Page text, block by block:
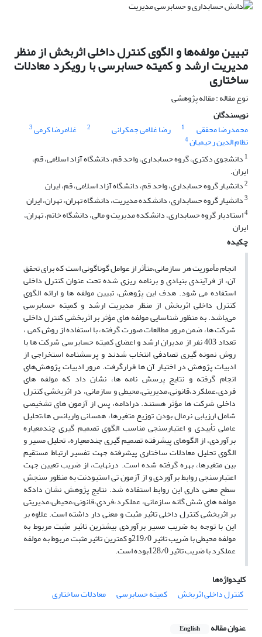
تبیین مولفه‌ها و الگوی کنترل داخلی اثربخش از منظر
مدیریت ارشد و کمیته حسابرسی با رویکرد معادلات
ساختاری
نوع مقاله : مقاله پژوهشی
نویسندگان
محمدرضا محققی
1 رضا غلامی جمکرانی 2 غلامرضا کرمی3
نظام الدین رحیمیان4
1 دانشجوی دکتری، گروه حسابداری، واحد قم، دانشگاه آزاد اسلامی، قم،
ایران.
2دانشیار گروه حسابداری، واحد قم، دانشگاه آزاد اسلامی، قم، ایران
3دانشیار گروه حسابداری، دانشکده مدیریت، دانشگاه تهران، تهران، ایران
4استادیار گروه حسابداری، دانشکده مدیریت و مالی، دانشگاه خاتم، تهران،
ایران
چکیده
انجام مأموریت هر سازمانی،متأثر از عوامل گوناگونی است که برای تحقق
آن، از فرآیندی بنیادی و برنامه ریزی شده تحت عنوان کنترل داخلی
استفاده می شود. هدف این پژوهش، تبیین مولفه ها و ارائه الگوی
کنترل داخلی اثربخش از منظر مدیریت ارشد و کمیته حسابرسی
می‌باشد. به منظور شناسایی مولفه های مؤثر بر اثربخشی کنترل داخلی
شرکت ها، ضمن مرور مطالعات صورت گرفته، با استفاده از روش کمی ،
تعداد 403 نفر از مدیران ارشد و اعضای کمیته حسابرسی شرکت ها با
روش نمونه گیری تصادفی انتخاب شدند و پرسشنامه استخراجی از
ادبیات پژوهش در اختیار آن ها قرارگرفت. مرور ادبیات پژوهش‌های
انجام گرفته و نتایج پرسش نامه ها، نشان داد که مولفه های
فردی،عملکرد،قانونی،مدیریتی،محیطی و سازمانی، در اثربخشی کنترل
داخلی شرکت ها مؤثر هستند. درادامه، پس از آزمون های تشخیصی
شامل ارزیابی نرمال بودن توزیع متغیرها، همسانی واریانس ها،تحلیل
عاملی تأییدی و اعتبارسنجی مناسب الگوی تصمیم گیری چندمعیاره
برآوردی، از الگوهای پیشرفته تصمیم گیری چندمعیاره، تحلیل مسیر و
الگوی تحلیل معادلات ساختاری پیشرفته جهت تفسیر ارتباط مستقیم
بین متغیرها، بهره گرفته شده است. درنهایت، از ضریب تعیین جهت
اعتبارسنجی روابط برآوردی و از آزمون تی استیودنت به منظور سنجش
سطح معنی داری این روابط استفاده شد. نتایج پژوهش نشان دادکه
مولفه های شش گانه سازمانی، عملکرد،فردی،قانونی،محیطی،مدیریتی
بر اثربخشی کنترل داخلی تاثیر مثبت و معنی دار داشته است. علاوه بر
این با توجه به ضریب مسیر برآوردی بیشترین تاثیر مثبت مربوط به
مولفه محیطی با ضریب تاثیر 219/0و کمترین تاثیر مثبت مربوط به مولفه
عملکرد با ضریب تاثیر 128/0بوده است.
کلیدواژه‌ها
کنترل داخلی اثربخش
کمیته حسابرسی معادلات ساختاری
عنوان مقاله English